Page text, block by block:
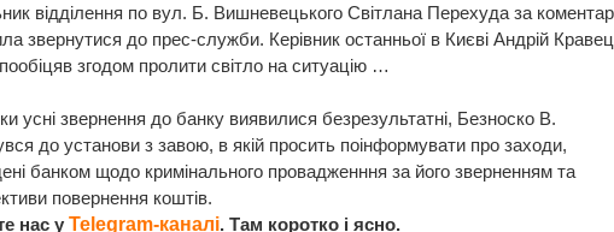
відділення по вул. Б. Вишневецького Світлана Перехуда за
звернутися до прес-служби. Керівник останньої в Києві Андрій
згодом пролити світло на ситуацію …
усні звернення до банку виявилися безрезультатні, Безноско В.
до установи з завою, в якій просить поінформувати про заходи,
банком щодо кримінального провадженння за його зверненням та
повернення коштів.
нас у Telegram-каналі. Там коротко і ясно.